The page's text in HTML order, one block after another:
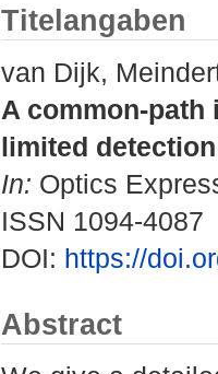
Titelangaben
van Dijk,
A common-
limited
In: Optics
ISSN 1094-4087
DOI: https://
Abstract